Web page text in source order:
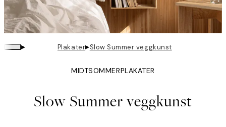
▸ Plakater▸Slow Summer veggkunst
MIDTSOMMERPLAKATER
Slow Summer veggkunst